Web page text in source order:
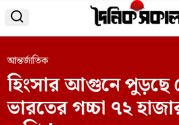

আন্তর্জাতিক
হিংসার আগুনে পুড়ছে
ভারতের গচ্চা ৭২